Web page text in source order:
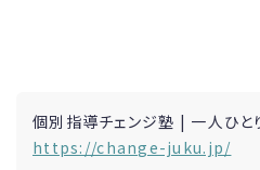
個別指導チェンジ塾 | 一人ひと
https://change-juku.jp/